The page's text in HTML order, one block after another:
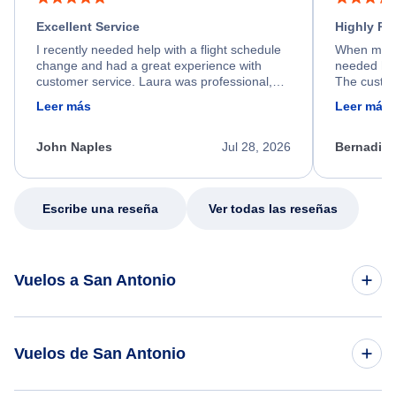
Excellent Service
I recently needed help with a flight schedule
change and had a great experience with
customer service. Laura was professional,
friendly, and very helpful throughout the
process. She quickly found a solution and
appreciate her excellent service.
Leer más
Jul 28, 2026
John Naples
Highly
When my
needed
The
calm,
my issue.
Leer más
Escribe una reseña Ver todas las reseñas
Vuelos a San Antonio
Vuelos de San Antonio